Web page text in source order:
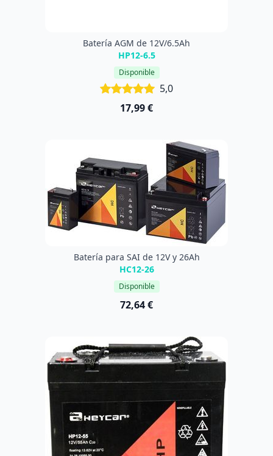
Batería AGM de 12V/6.5Ah
HP12-6.5
Disponible
5,0
17,99 €
Batería para SAI de 12V y 26Ah
HC12-26
Disponible
72,64 €